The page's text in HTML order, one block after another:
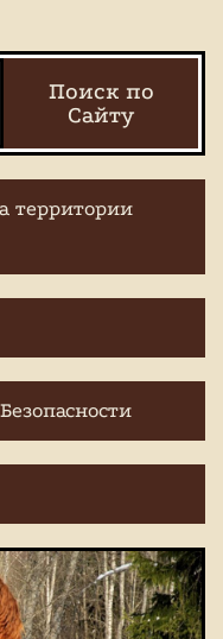
Поиск по
Сайту
территории